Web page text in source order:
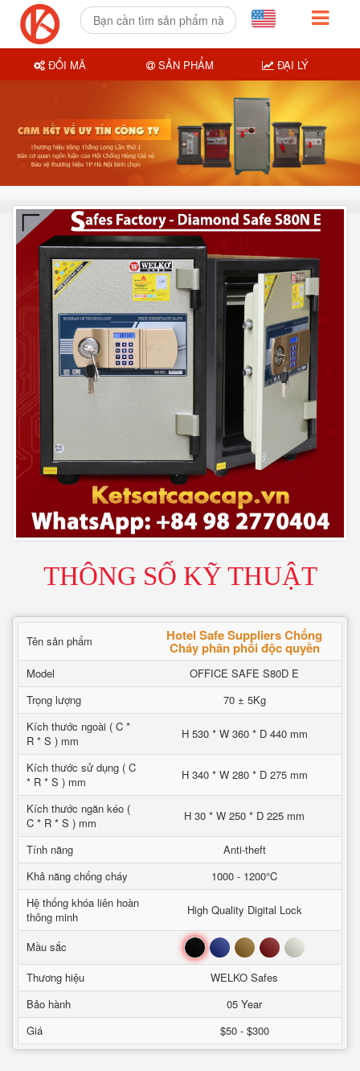
THÔNG SỐ KỸ THUẬT
Tên sản phẩm Hotel Safe Suppliers Chống
Cháy phân phối độc quyền
Model
OFFICE SAFE S80D E
Trọng lượng
70 ± 5Kg
Kích thước ngoài ( C *
R * S ) mm
H 530 * W 360 * D 440 mm
Kích thước sử dụng ( C
* R * S ) mm
H 340 * W 280 * D 275 mm
Kích thước ngăn kéo (
C * R * S ) mm
H 30 * W 250 * D 225 mm
Tính năng
Anti-theft
Khả năng chống cháy
1000 - 1200°C
Hệ thống khóa liên hoàn
thông minh
High Quality Digital Lock
Mầu sắc Đen Xanh Nâu Đỏ Trắng
Thương hiệu
WELKO Safes
Bảo hành
05 Year
Giá
$50 - $300
ĐỔI MÃ SẢN PHẨM ĐẠI LÝ